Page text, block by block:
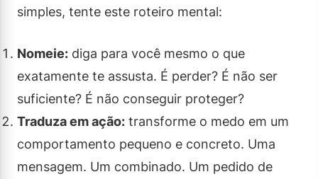
simples, tente este roteiro mental:
Nomeie: diga para você mesmo o que
exatamente te assusta. É perder? É não ser
suficiente? É não conseguir proteger?
Traduza em ação: transforme o medo em um
comportamento pequeno e concreto. Uma
mensagem. Um combinado. Um pedido de